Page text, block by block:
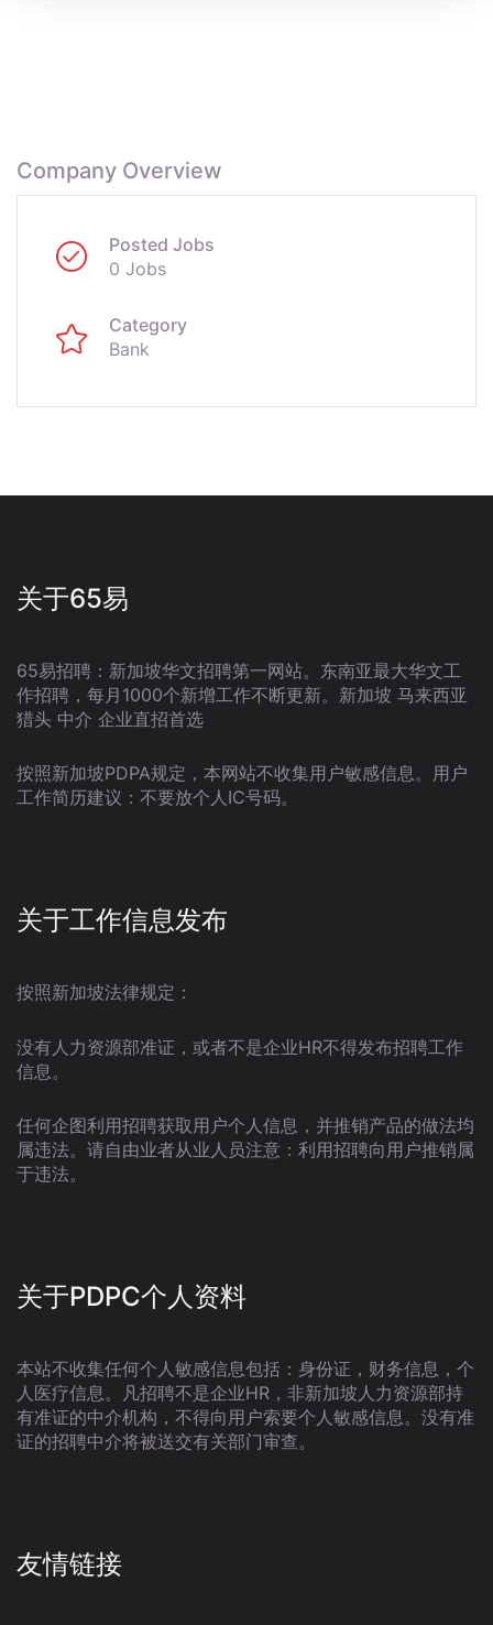
Company Overview
Posted Jobs
0 Jobs
Category
Bank
关于65易
65易招聘：新加坡华文招聘第一网站。东南亚最大华文工
作招聘，每月1000个新增工作不断更新。新加坡 马来西亚
猎头 中介 企业直招首选
按照新加坡PDPA规定，本网站不收集用户敏感信息。用户
工作简历建议：不要放个人IC号码。
关于工作信息发布
按照新加坡法律规定：
没有人力资源部准证，或者不是企业HR不得发布招聘工作
信息。
任何企图利用招聘获取用户个人信息，并推销产品的做法均
属违法。请自由业者从业人员注意：利用招聘向用户推销属
于违法。
关于PDPC个人资料
本站不收集任何个人敏感信息包括：身份证，财务信息，个
人医疗信息。凡招聘不是企业HR，非新加坡人力资源部持
有准证的中介机构，不得向用户索要个人敏感信息。没有准
证的招聘中介将被送交有关部门审查。
友情链接